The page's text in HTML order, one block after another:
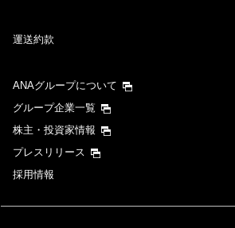
運送約款
ANAグループについて
グループ企業一覧
株主・投資家情報
プレスリリース
採用情報